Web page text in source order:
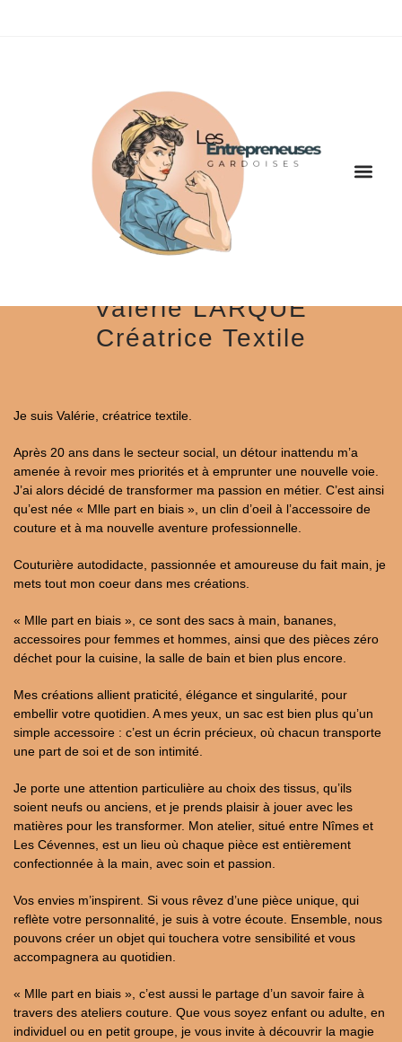
Valérie LARQUE
Créatrice Textile
Je suis Valérie, créatrice textile.
Après 20 ans dans le secteur social, un détour inattendu m’a
amenée à revoir mes priorités et à emprunter une nouvelle voie.
J’ai alors décidé de transformer ma passion en métier. C’est ainsi
qu’est née « Mlle part en biais », un clin d’oeil à l’accessoire de
couture et à ma nouvelle aventure professionnelle.
Couturière autodidacte, passionnée et amoureuse du fait main, je
mets tout mon coeur dans mes créations.
« Mlle part en biais », ce sont des sacs à main, bananes,
accessoires pour femmes et hommes, ainsi que des pièces zéro
déchet pour la cuisine, la salle de bain et bien plus encore.
Mes créations allient praticité, élégance et singularité, pour
embellir votre quotidien. A mes yeux, un sac est bien plus qu’un
simple accessoire : c’est un écrin précieux, où chacun transporte
une part de soi et de son intimité.
Je porte une attention particulière au choix des tissus, qu’ils
soient neufs ou anciens, et je prends plaisir à jouer avec les
matières pour les transformer. Mon atelier, situé entre Nîmes et
Les Cévennes, est un lieu où chaque pièce est entièrement
confectionnée à la main, avec soin et passion.
Vos envies m’inspirent. Si vous rêvez d’une pièce unique, qui
reflète votre personnalité, je suis à votre écoute. Ensemble, nous
pouvons créer un objet qui touchera votre sensibilité et vous
accompagnera au quotidien.
« Mlle part en biais », c’est aussi le partage d’un savoir faire à
travers des ateliers couture. Que vous soyez enfant ou adulte, en
individuel ou en petit groupe, je vous invite à découvrir la magie